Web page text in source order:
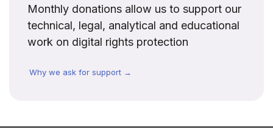
Monthly donations allow us to support our
technical, legal, analytical and educational
work on digital rights protection
Why we ask for support →